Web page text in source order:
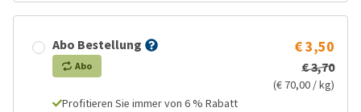
Abo Bestellung
Abo
€ 3,50
€ 3,70
(€ 70,00 / kg)
Profitieren Sie immer von 6 % Rabatt